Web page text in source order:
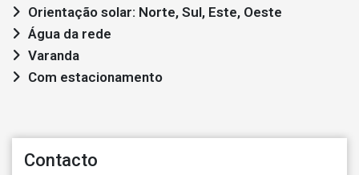
Orientação solar: Norte, Sul, Este, Oeste
Água da rede
Varanda
Com estacionamento
Contacto